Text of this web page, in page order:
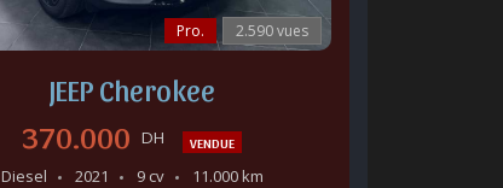
Pro. 2.590 vues
JEEP Cherokee
370.000 DH VENDUE
Diesel 2021 9 cv 11.000 km